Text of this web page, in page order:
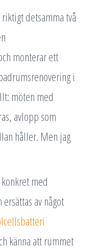
detsamma två
monterar ett
i
möten med
avlopp som
håller. Men jag
med
ersättas av något
känna att rummet